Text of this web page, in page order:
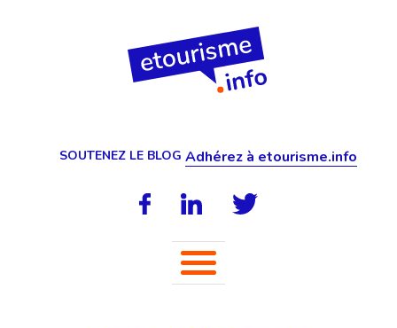
SOUTENEZ LE BLOG Adhérez à etourisme.info